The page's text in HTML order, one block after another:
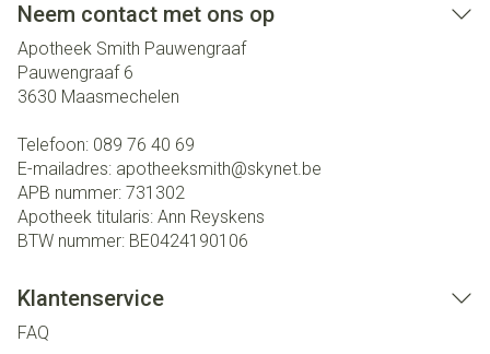
Neem contact met ons op
Apotheek Smith Pauwengraaf
Pauwengraaf 6
3630 Maasmechelen
Telefoon: 089 76 40 69
E-mailadres: apotheeksmith@skynet.be
APB nummer: 731302
Apotheek titularis: Ann Reyskens
BTW nummer: BE0424190106
Klantenservice
FAQ